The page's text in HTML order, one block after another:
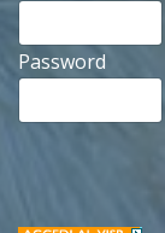
Password